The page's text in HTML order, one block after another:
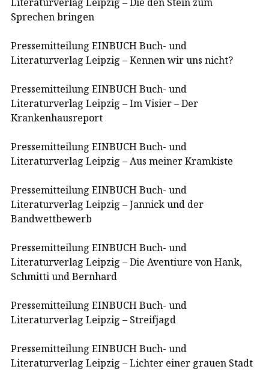
Sprechen bringen
Pressemitteilung EINBUCH Buch- und
Literaturverlag Leipzig – Kennen wir uns nicht?
Pressemitteilung EINBUCH Buch- und
Literaturverlag Leipzig – Im Visier – Der
Krankenhausreport
Pressemitteilung EINBUCH Buch- und
Literaturverlag Leipzig – Aus meiner Kramkiste
Pressemitteilung EINBUCH Buch- und
Literaturverlag Leipzig – Jannick und der
Bandwettbewerb
Pressemitteilung EINBUCH Buch- und
Literaturverlag Leipzig – Die Aventiure von Hank,
Schmitti und Bernhard
Pressemitteilung EINBUCH Buch- und
Literaturverlag Leipzig – Streifjagd
Pressemitteilung EINBUCH Buch- und
Literaturverlag Leipzig – Lichter einer grauen Stadt